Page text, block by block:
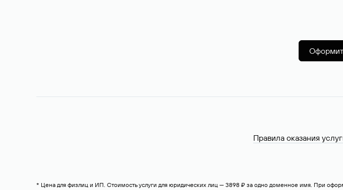
Правила оказания
* Цена для физлиц и ИП. Стоимость услуги для юридических лиц — 3898 ₽ за одно доменное имя. При